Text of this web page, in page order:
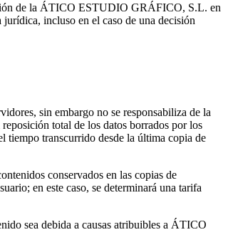
de la ÁTICO ESTUDIO GRÁFICO, S.L. en
incluso en el caso de una decisión
sin embargo no se responsabiliza de la
total de los datos borrados por los
tiempo transcurrido desde la última copia de
conservados en las copias de
en este caso, se determinará una tarifa
sea debida a causas atribuibles a ÁTICO